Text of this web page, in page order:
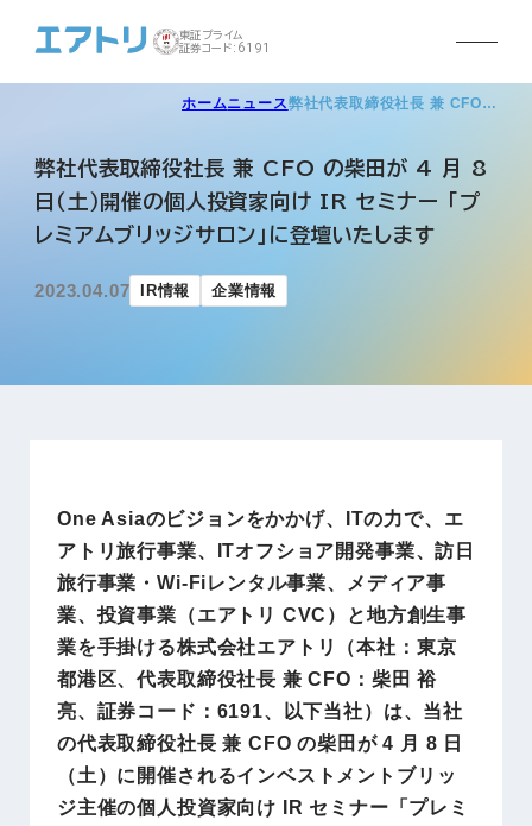
東証プライム
証券コード:6191
ホームニュース弊社代表取締役社長 兼 CFO…
弊社代表取締役社長 兼 CFO の柴田が 4 月 8
日（土）開催の個人投資家向け IR セミナー 「プ
レミアムブリッジサロン」に登壇いたします
2023.04.07 IR情報 企業情報
One Asiaのビジョンをかかげ、ITの力で、エ
アトリ旅行事業、ITオフショア開発事業、訪日
旅行事業・Wi-Fiレンタル事業、メディア事
業、投資事業（エアトリ CVC）と地方創生事
業を手掛ける株式会社エアトリ（本社：東京
都港区、代表取締役社長 兼 CFO：柴田 裕
亮、証券コード：6191、以下当社）は、当社
の代表取締役社長 兼 CFO の柴田が 4 月 8 日
（土）に開催されるインベストメントブリッ
ジ主催の個人投資家向け IR セミナー「プレミ